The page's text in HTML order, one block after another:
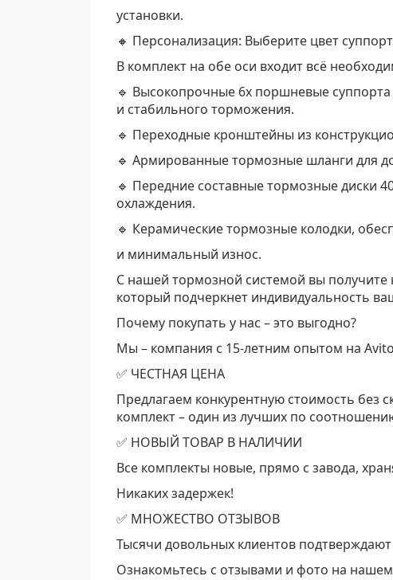
установки.
🔸 Персонализация: Выберите цвет
В комплект на обе оси входит всё
🔹 Высокопрочные 6х поршневые
и стабильного торможения.
🔹 Переходные кронштейны из
🔹 Армированные тормозные шланги для
🔹 Передние составные тормозные диски
охлаждения.
🔹 Керамические тормозные колодки,
и минимальный износ.
С нашей тормозной системой вы получите
который подчеркнет индивидуальность
Почему покупать у нас – это выгодно?
Мы – компания с 15-летним опытом на
✅ ЧЕСТНАЯ ЦЕНА
Предлагаем конкурентную стоимость без
комплект – один из лучших по
✅ НОВЫЙ ТОВАР В НАЛИЧИИ
Все комплекты новые, прямо с завода,
Никаких задержек!
✅ МНОЖЕСТВО ОТЗЫВОВ
Тысячи довольных клиентов
Ознакомьтесь с отзывами и фото на